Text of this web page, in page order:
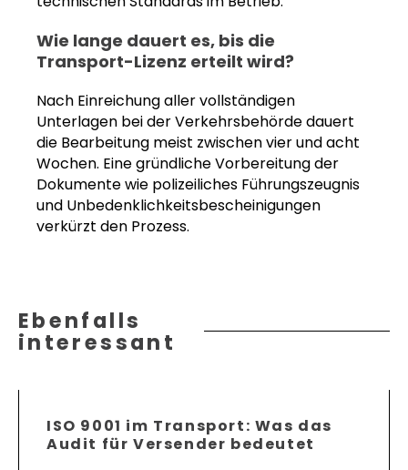
Wie lange dauert es, bis die
Transport-Lizenz erteilt wird?
Nach Einreichung aller vollständigen
Unterlagen bei der Verkehrsbehörde dauert
die Bearbeitung meist zwischen vier und acht
Wochen. Eine gründliche Vorbereitung der
Dokumente wie polizeiliches Führungszeugnis
und Unbedenklichkeitsbescheinigungen
verkürzt den Prozess.
Ebenfalls
interessant
ISO 9001 im Transport: Was das
Audit für Versender bedeutet